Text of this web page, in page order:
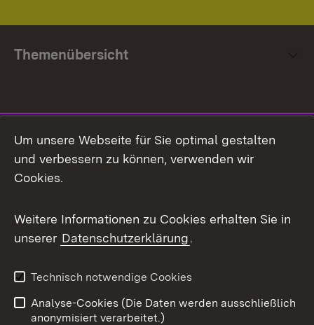
Themenübersicht
Facebook
X / Twitter
Youtube
Impressum
Kontakt
Um unsere Webseite für Sie optimal gestalten
und verbessern zu können, verwenden wir
Cookies.
Weitere Informationen zu Cookies erhalten Sie in
unserer Datenschutzerklärung.
Technisch notwendige Cookies
Analyse-Cookies (Die Daten werden ausschließlich
anonymisiert verarbeitet.)